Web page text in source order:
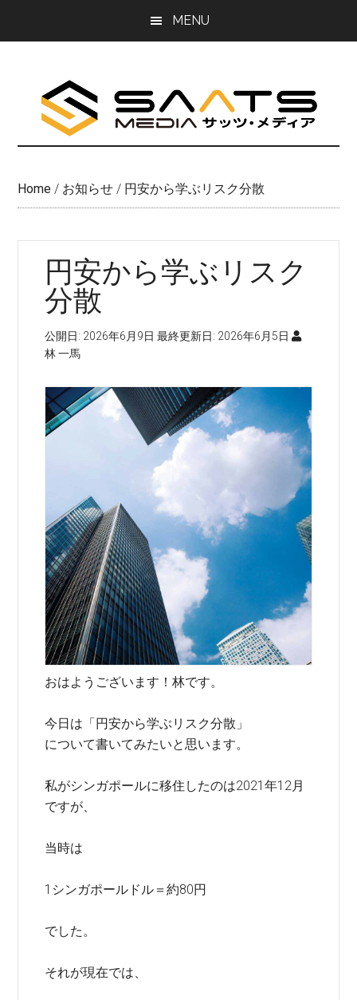
MENU
Home / お知らせ / 円安から学ぶリスク分散
円安から学ぶリスク
分散
公開日: 2026年6月9日 最終更新日: 2026年6月5日
林 一馬
おはようございます！林です。
今日は「円安から学ぶリスク分散」
について書いてみたいと思います。
私がシンガポールに移住したのは2021年12月
ですが、
当時は
1シンガポールドル＝約80円
でした。
それが現在では、